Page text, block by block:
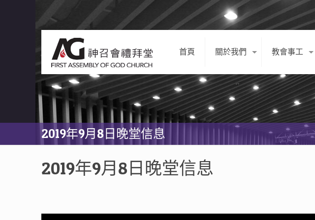
首頁 關於我們 教會事工
2019年9月8日晚堂信息
2019年9月8日晚堂信息